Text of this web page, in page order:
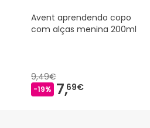
Avent aprendendo copo
com alças menina 200ml
9,49€
-19% 7,69€